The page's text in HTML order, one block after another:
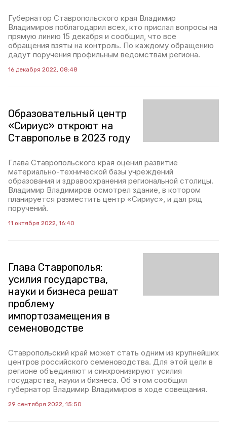
Губернатор Ставропольского края Владимир
Владимиров поблагодарил всех, кто прислал вопросы на
прямую линию 15 декабря и сообщил, что все
обращения взяты на контроль. По каждому обращению
дадут поручения профильным ведомствам региона.
16 декабря 2022, 08:48
Образовательный центр
«Сириус» откроют на
Ставрополье в 2023 году
Глава Ставропольского края оценил развитие
материально-технической базы учреждений
образования и здравоохранения региональной столицы.
Владимир Владимиров осмотрел здание, в котором
планируется разместить центр «Сириус», и дал ряд
поручений.
11 октября 2022, 16:40
Глава Ставрополья:
усилия государства,
науки и бизнеса решат
проблему
импортозамещения в
семеноводстве
Ставропольский край может стать одним из крупнейших
центров российского семеноводства. Для этой цели в
регионе объединяют и синхронизируют усилия
государства, науки и бизнеса. Об этом сообщил
губернатор Владимир Владимиров в ходе совещания.
29 сентября 2022, 15:50